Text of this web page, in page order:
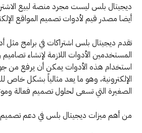
ديجيتال بلس ليست مجرد منصة لبيع
أيضا مصدر قيم لأدوات تصميم المواقع
تقدم ديجيتال بلس اشتراكات في برامج مثل
المستخدمين الأدوات اللازمة لإنشاء
استخدام هذه الأدوات يمكن أن يرفع من
الإلكترونية، وهو ما يعد مثالياً بشكل خاص
الصغيرة التي تسعى لحلول تصميم فعالة
من أهم ميزات ديجيتال بلس في دعم تصميم